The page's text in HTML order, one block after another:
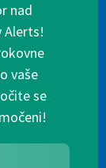
nad
Alerts!
vaše
se